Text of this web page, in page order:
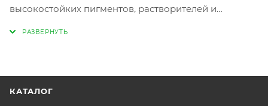
высокостойких пигментов, растворителей и
КАТАЛОГ